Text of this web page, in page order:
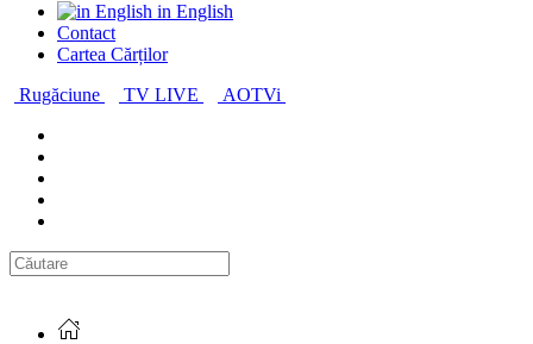
in English
Contact
Cartea Cărților
Rugăciune
TV LIVE AOTVi